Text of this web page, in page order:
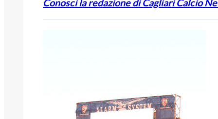
Conosci la redazione di Cagliari Calcio